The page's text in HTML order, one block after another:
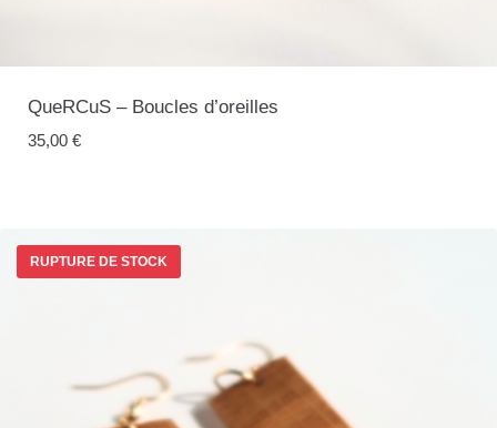
QueRCuS – Boucles d’oreilles
35,00 €
RUPTURE DE STOCK